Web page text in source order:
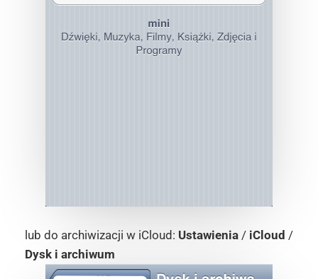
lub do archiwizacji w iCloud: Ustawienia/ iCloud /
Dysk i archiwum